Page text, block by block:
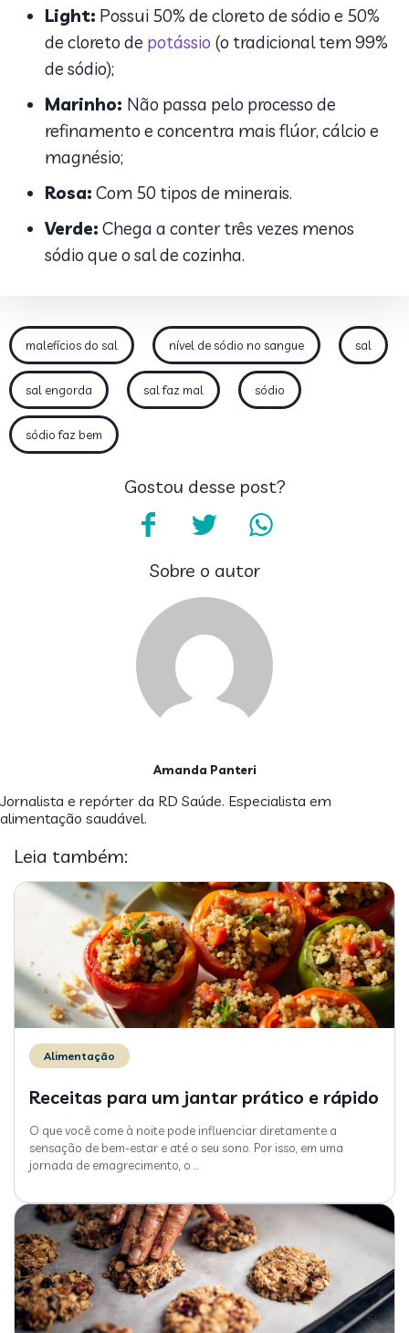
Light: Possui 50% de cloreto de sódio e 50%
de cloreto de potássio (o tradicional tem 99%
de sódio);
Marinho: Não passa pelo processo de
refinamento e concentra mais flúor, cálcio e
magnésio;
Rosa: Com 50 tipos de minerais.
Verde: Chega a conter três vezes menos
sódio que o sal de cozinha.
malefícios do sal nível de sódio no sangue sal
sal engorda sal faz mal sódio
sódio faz bem
Gostou desse post?
Sobre o autor
Amanda Panteri
Jornalista e repórter da RD Saúde. Especialista em
alimentação saudável.
Leia também:
Alimentação
Receitas para um jantar prático e rápido
O que você come à noite pode influenciar diretamente a
sensação de bem-estar e até o seu sono. Por isso, em uma
jornada de emagrecimento, o